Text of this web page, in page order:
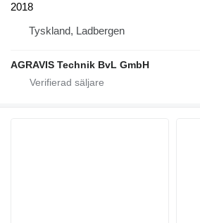
2018
Tyskland, Ladbergen
AGRAVIS Technik BvL GmbH